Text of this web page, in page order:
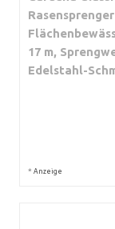
17 m,
Edelstahl-
* Anzeige